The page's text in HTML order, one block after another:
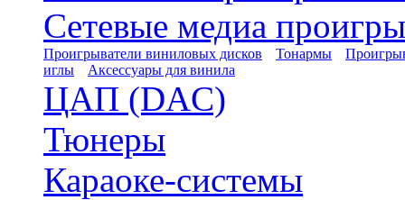
Сетевые медиа
Проигрыватели виниловых дисков Тонармы
иглы
Аксессуары для винила
ЦАП (DAC)
Тюнеры
Караоке-системы